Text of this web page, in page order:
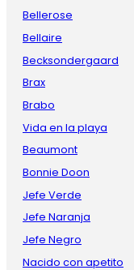
Bellerose
Bellaire
Becksondergaard
Brax
Brabo
Vida en la playa
Beaumont
Bonnie Doon
Jefe Verde
Jefe Naranja
Jefe Negro
Nacido con apetito